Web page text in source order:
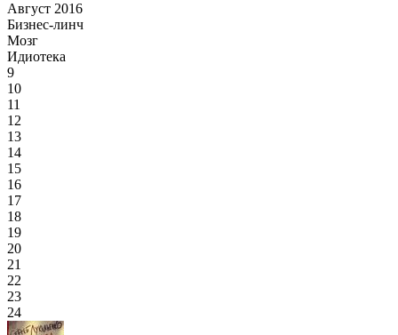
Август 2016
Бизнес-линч
Мозг
Идиотека
9
10
11
12
13
14
15
16
17
18
19
20
21
22
23
24